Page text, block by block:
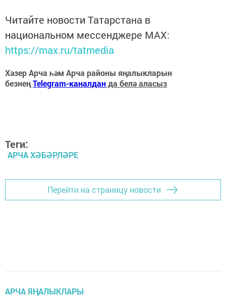
Читайте новости Татарстана в
национальном мессенджере MАХ:
https://max.ru/tatmedia
Хәзер Арча һәм Арча районы яңалыкларын
безнеңTelegram-каналданда белә аласыз
Теги:
АРЧА ХӘБӘРЛӘРЕ
Перейти на страницу новости
АРЧА ЯҢАЛЫКЛАРЫ